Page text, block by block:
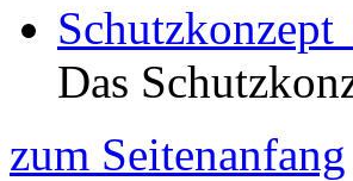
Das
zum Seitenanfang